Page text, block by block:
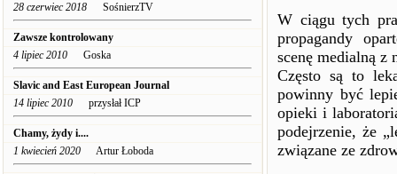
28 czerwiec 2018 SośnierzTV
Zawsze kontrolowany
4 lipiec 2010 Goska
Slavic and East European Journal
14 lipiec 2010 przysłał ICP
Chamy, żydy i....
1 kwiecień 2020 Artur Łoboda
W ciągu tych
propagandy
scenę medialną z
Często są to
powinny być
opieki i
podejrzenie, że
związane ze